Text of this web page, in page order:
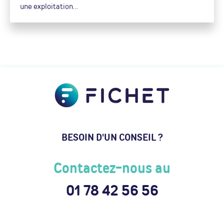
une exploitation…
BESOIN D'UN CONSEIL ?
Contactez-nous au
01 78 42 56 56